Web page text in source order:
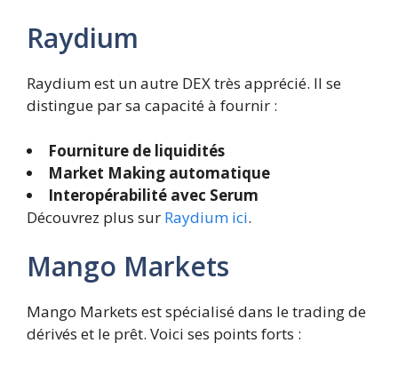
Raydium
Raydium est un autre DEX très apprécié. Il se
distingue par sa capacité à fournir :
Fourniture de liquidités
Market Making automatique
Interopérabilité avec Serum
Découvrez plus sur Raydium ici.
Mango Markets
Mango Markets est spécialisé dans le trading de
dérivés et le prêt. Voici ses points forts :